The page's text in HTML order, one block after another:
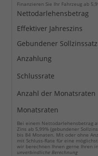
Finanzieren Sie Ihr Fahrzeug ab
Nettodarlehensbetrag
Effektiver Jahreszins
Gebundener Sollzinssatz
Anzahlung
Schlussrate
Anzahl der Monatsraten
Monatsraten
Bei einem Nettodarlehensbetrag
Zins ab 5,99% (gebundener
bis 84 Monaten. Mit oder ohne
mit Schluss-Rate für eine
wir berechnen Ihnen gerne Ihren
unverbindliche Berechnung